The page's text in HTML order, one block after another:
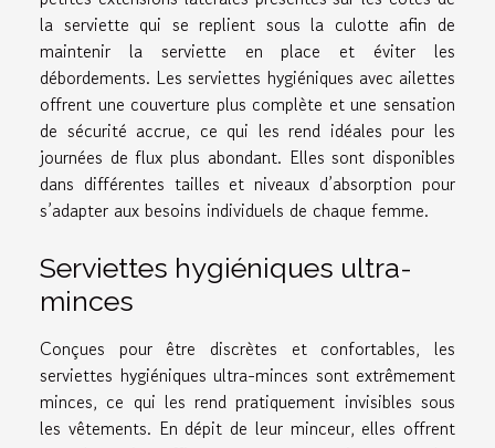
la serviette qui se replient sous la culotte afin de
maintenir la serviette en place et éviter les
débordements. Les serviettes hygiéniques avec ailettes
offrent une couverture plus complète et une sensation
de sécurité accrue, ce qui les rend idéales pour les
journées de flux plus abondant. Elles sont disponibles
dans différentes tailles et niveaux d’absorption pour
s’adapter aux besoins individuels de chaque femme.
Serviettes hygiéniques ultra-
minces
Conçues pour être discrètes et confortables, les
serviettes hygiéniques ultra-minces sont extrêmement
minces, ce qui les rend pratiquement invisibles sous
les vêtements. En dépit de leur minceur, elles offrent